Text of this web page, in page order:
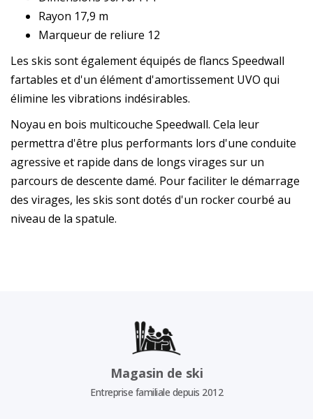
Rayon 17,9 m
Marqueur de reliure 12
Les skis sont également équipés de flancs Speedwall
fartables et d'un élément d'amortissement UVO qui
élimine les vibrations indésirables.
Noyau en bois multicouche Speedwall. Cela leur
permettra d'être plus performants lors d'une conduite
agressive et rapide dans de longs virages sur un
parcours de descente damé. Pour faciliter le démarrage
des virages, les skis sont dotés d'un rocker courbé au
niveau de la spatule.
Magasin de ski
Entreprise familiale depuis 2012